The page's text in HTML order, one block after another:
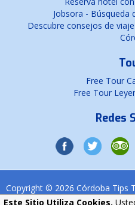
Jobsora - Búsqueda
Descubre consejos de
Free Tour
Free Tour
Redes
Copyright © 2026 Córdoba Tips
Este Sitio Utiliza Cookies.